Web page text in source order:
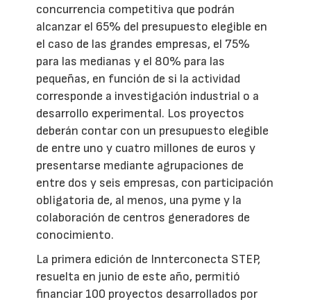
concurrencia competitiva que podrán
alcanzar el 65% del presupuesto elegible en
el caso de las grandes empresas, el 75%
para las medianas y el 80% para las
pequeñas, en función de si la actividad
corresponde a investigación industrial o a
desarrollo experimental. Los proyectos
deberán contar con un presupuesto elegible
de entre uno y cuatro millones de euros y
presentarse mediante agrupaciones de
entre dos y seis empresas, con participación
obligatoria de, al menos, una pyme y la
colaboración de centros generadores de
conocimiento.
La primera edición de Innterconecta STEP,
resuelta en junio de este año, permitió
financiar 100 proyectos desarrollados por